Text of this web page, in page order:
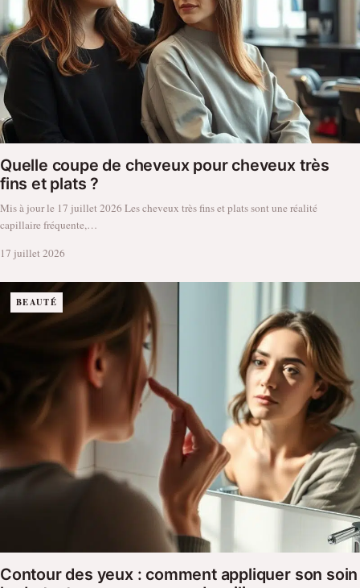
Quelle coupe de cheveux pour cheveux très
fins et plats ?
Mis à jour le 17 juillet 2026 Les cheveux très fins et plats sont une réalité
capillaire fréquente,…
17 juillet 2026
BEAUTÉ
Contour des yeux : comment appliquer son soin